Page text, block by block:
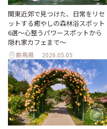
関東近郊で見つけた、日常をリセ
ットする癒やしの森林浴スポット
6選～心整うパワースポットから
隠れ家カフェまで～
群馬県 2026.05.05